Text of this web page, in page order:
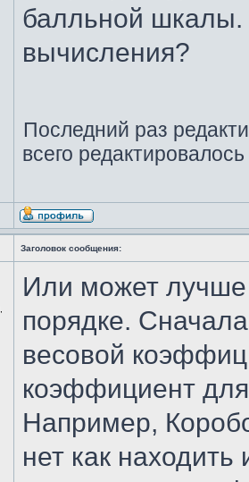
балльной шкалы.
вычисления?
Последний раз
всего
Заголовок сообщения:
Или может лучше
порядке.
весовой
коэффициент для
Например,
нет как